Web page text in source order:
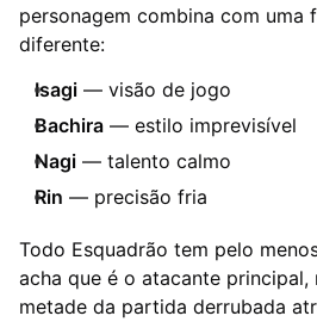
personagem combina com uma
diferente:
Isagi — visão de jogo
Bachira — estilo imprevisível
Nagi — talento calmo
Rin — precisão fria
Todo Esquadrão tem pelo
acha que é o atacante principal,
metade da partida derrubada